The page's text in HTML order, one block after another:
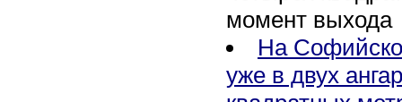
момент выхода
На
уже в двух